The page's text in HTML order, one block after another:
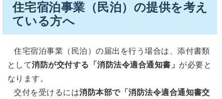
住宅宿泊事業（民泊）の提供を考え
ている方へ
住宅宿泊事業（民泊）の届出を行う場合は、添付書類
として消防が交付する「消防法令適合通知書」 が必要と
なります。
交付を受けるには消防本部で「消防法令適合通知書交